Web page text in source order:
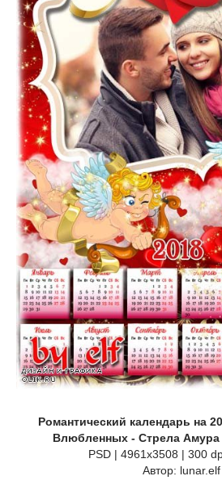
Романтический календарь на
Влюбленных - Стрела Амура
PSD | 4961х3508 | 300
Автор: lunar.elf